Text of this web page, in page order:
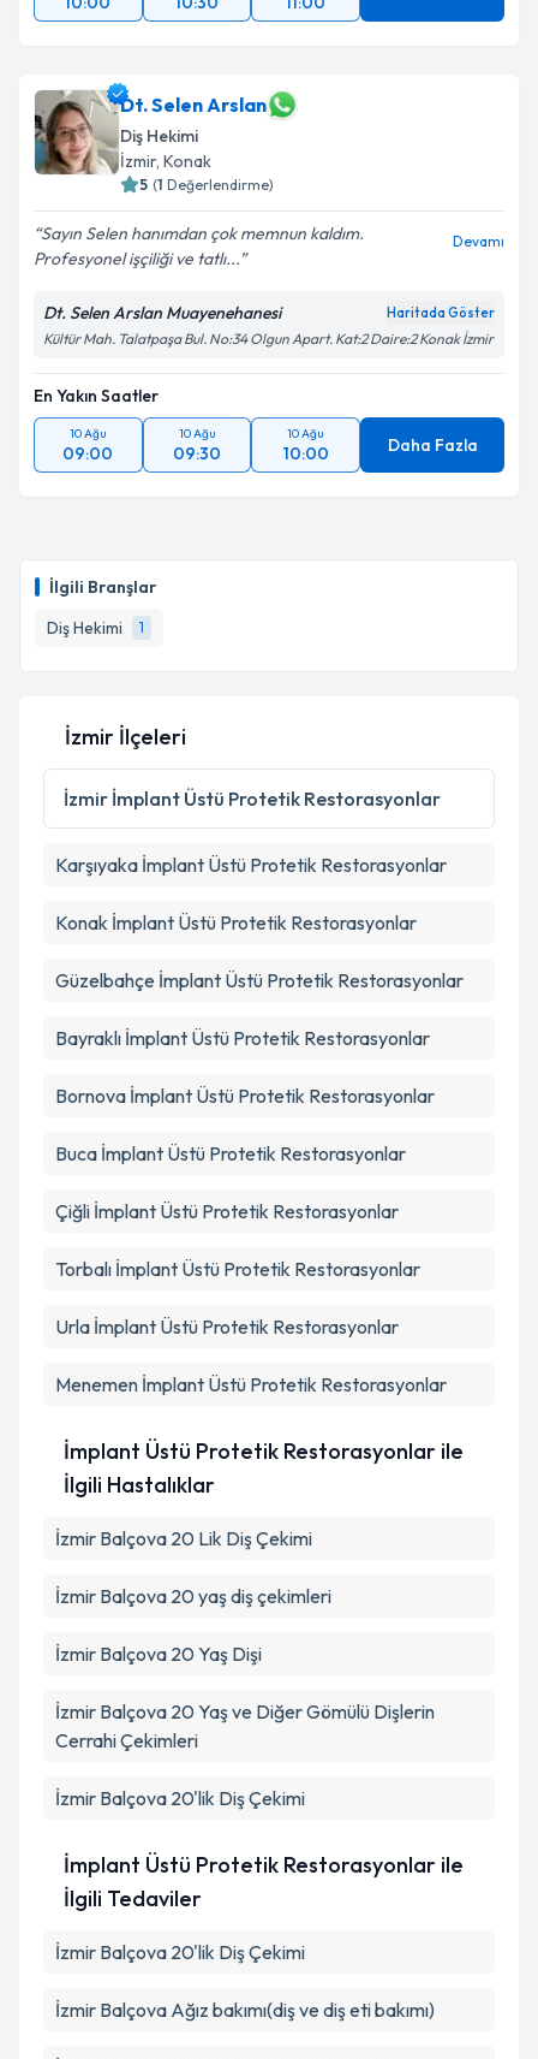
İlgili Branşlar
Diş Hekimi
1
Dt. Selen Arslan
Diş Hekimi
İzmir, Konak
5 (1 Değerlendirme)
Sayın Selen hanımdan çok memnun kaldım.
Profesyonel işçiliği ve tatlı...
Devamı
Dt. Selen Arslan Muayenehanesi Haritada Göster
Kültür Mah. Talatpaşa Bul. No:34 Olgun Apart. Kat:2 Daire:2 Konak İzmir
En Yakın Saatler
10 Ağu
09:00
10 Ağu
09:30
10 Ağu
10:00 Daha Fazla
İzmir İlçeleri
İzmir İmplant Üstü Protetik Restorasyonlar
Karşıyaka İmplant Üstü Protetik Restorasyonlar
Konak İmplant Üstü Protetik Restorasyonlar
Güzelbahçe İmplant Üstü Protetik Restorasyonlar
Bayraklı İmplant Üstü Protetik Restorasyonlar
Bornova İmplant Üstü Protetik Restorasyonlar
Buca İmplant Üstü Protetik Restorasyonlar
Çiğli İmplant Üstü Protetik Restorasyonlar
Torbalı İmplant Üstü Protetik Restorasyonlar
Urla İmplant Üstü Protetik Restorasyonlar
Menemen İmplant Üstü Protetik Restorasyonlar
İmplant Üstü Protetik Restorasyonlar ile
İlgili Hastalıklar
İzmir Balçova 20 Lik Diş Çekimi
İzmir Balçova 20 yaş diş çekimleri
İzmir Balçova 20 Yaş Dişi
İzmir Balçova 20 Yaş ve Diğer Gömülü Dişlerin
Cerrahi Çekimleri
İzmir Balçova 20'lik Diş Çekimi
İmplant Üstü Protetik Restorasyonlar ile
İlgili Tedaviler
İzmir Balçova 20'lik Diş Çekimi
İzmir Balçova Ağız bakımı(diş ve diş eti bakımı)